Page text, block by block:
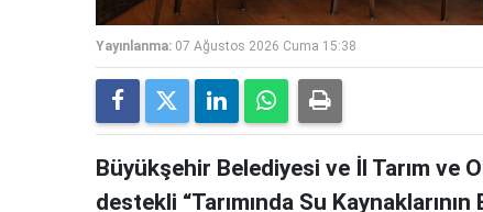
Yayınlanma: 07 Ağustos 2026 Cuma 15:38
Büyükşehir Belediyesi ve İl Tarım
destekli “Tarımında Su